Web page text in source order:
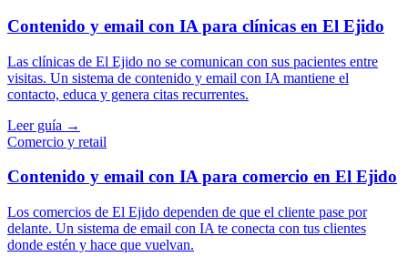
Contenido y email con IA para clínicas en El Ejido
Las clínicas de El Ejido no se comunican con sus pacientes entre
visitas. Un sistema de contenido y email con IA mantiene el
contacto, educa y genera citas recurrentes.
Leer guía →
Comercio y retail
Contenido y email con IA para comercio en El Ejido
Los comercios de El Ejido dependen de que el cliente pase por
delante. Un sistema de email con IA te conecta con tus clientes
donde estén y hace que vuelvan.